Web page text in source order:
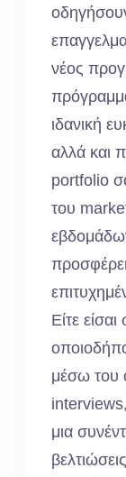
νέος
ιδανική
αλλά και
portfolio
του
Είτε
μέσω του
interviews,
μια